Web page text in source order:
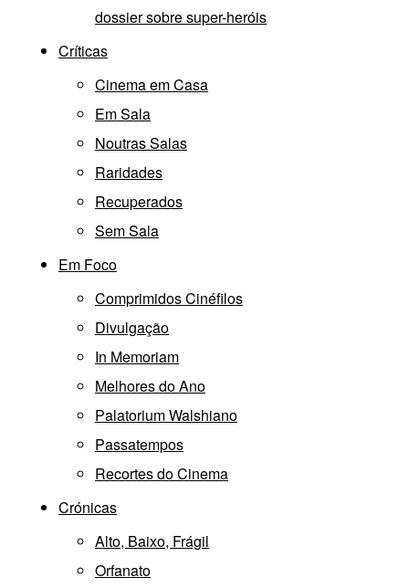
dossier sobre super-heróis
Críticas
Cinema em Casa
Em Sala
Noutras Salas
Raridades
Recuperados
Sem Sala
Em Foco
Comprimidos Cinéfilos
Divulgação
In Memoriam
Melhores do Ano
Palatorium Walshiano
Passatempos
Recortes do Cinema
Crónicas
Alto, Baixo, Frágil
Orfanato